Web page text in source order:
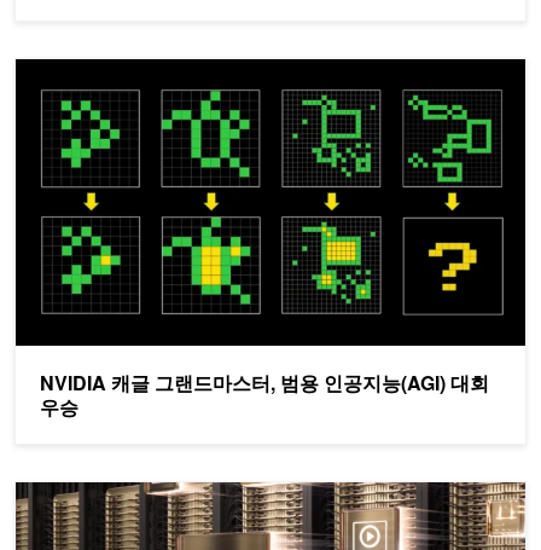
NVIDIA 캐글 그랜드마스터, 범용 인공지능(AGI) 대회
우승
NVIDIA Blackwell, SemiAnalysis InferenceMAX™ v1 벤치마크에